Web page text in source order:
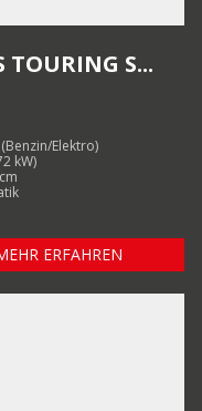
TOURING S...
Elektro)
kW)
ERFAHREN